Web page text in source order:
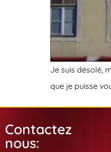
Je suis désolé,
que je puisse
Contactez
nous: